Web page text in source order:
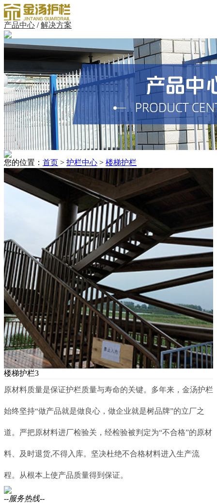
产品中心 /解决方案
您的位置： 首页 > 护栏中心 > 楼梯护栏
楼梯护栏3
原材料质量是保证护栏质量与寿命的关键。多年来，金汤护栏
始终坚持“做产品就是做良心，做企业就是树品牌”的立厂之
道。严把原材料进厂检验关，经检验被判定为“不合格”的原材
料、及时退货,不得入库。坚决杜绝不合格材料进入生产流
程。从根本上使产品质量得到保证。
--服务热线--